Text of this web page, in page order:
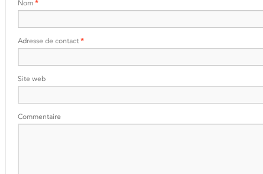
Nom *
Adresse de contact *
Site web
Commentaire